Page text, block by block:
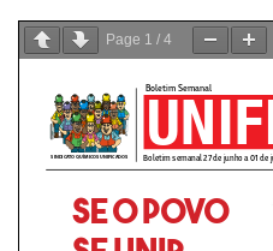
Page 1 / 4